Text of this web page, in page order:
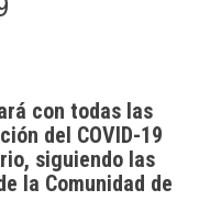
con todas las
del COVID-19
siguiendo las
la Comunidad de